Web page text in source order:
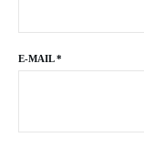
E-MAIL*